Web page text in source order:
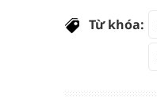
Từ khóa: